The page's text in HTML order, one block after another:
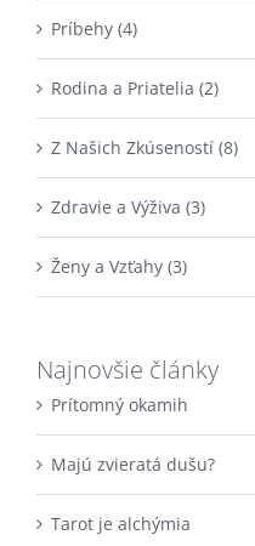
Príbehy (4)
Rodina a Priatelia (2)
Z Našich Zkúseností (8)
Zdravie a Výživa (3)
Ženy a Vzťahy (3)
Najnovšie články
Prítomný okamih
Majú zvieratá dušu?
Tarot je alchýmia